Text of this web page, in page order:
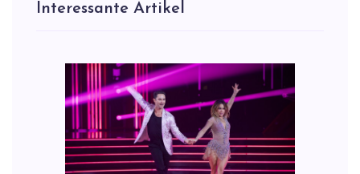
Interessante Artikel